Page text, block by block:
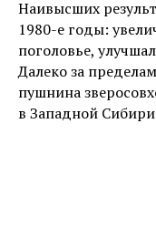
Наивысших
1980-е годы:
поголовье,
Далеко за
пушнина
в Западной